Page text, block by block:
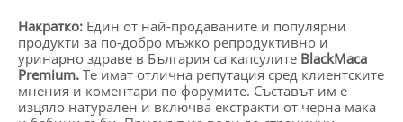
Накратко: Един от най-продаваните и популярни
продукти за по-добро мъжко репродуктивно и
уринарно здраве в България са капсулите BlackMaca
Premium. Те имат отлична репутация сред клиентските
мнения и коментари по форумите. Съставът им е
изцяло натурален и включва екстракти от черна мака